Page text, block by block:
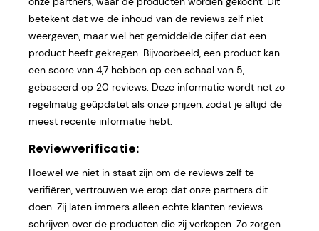
betekent dat we de inhoud van de reviews zelf niet
weergeven, maar wel het gemiddelde cijfer dat een
product heeft gekregen. Bijvoorbeeld, een product kan
een score van 4,7 hebben op een schaal van 5,
gebaseerd op 20 reviews. Deze informatie wordt net zo
regelmatig geüpdatet als onze prijzen, zodat je altijd de
meest recente informatie hebt.
Reviewverificatie:
Hoewel we niet in staat zijn om de reviews zelf te
verifiëren, vertrouwen we erop dat onze partners dit
doen. Zij laten immers alleen echte klanten reviews
schrijven over de producten die zij verkopen. Zo zorgen